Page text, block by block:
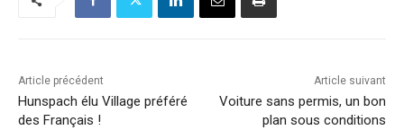
Article précédent
Hunspach élu Village préféré
des Français !
Article suivant
Voiture sans permis, un bon
plan sous conditions